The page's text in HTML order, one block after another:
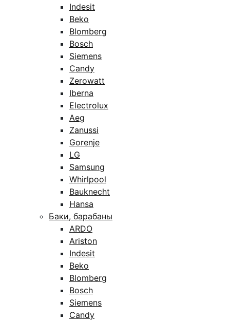
Indesit
Beko
Blomberg
Bosch
Siemens
Candy
Zerowatt
Iberna
Electrolux
Aeg
Zanussi
Gorenje
LG
Samsung
Whirlpool
Bauknecht
Hansa
Баки, барабаны
ARDO
Ariston
Indesit
Beko
Blomberg
Bosch
Siemens
Candy